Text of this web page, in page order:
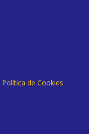
Política de Cookies